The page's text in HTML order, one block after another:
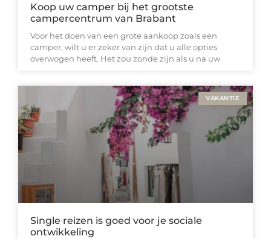
Koop uw camper bij het grootste
campercentrum van Brabant
Voor het doen van een grote aankoop zoals een
camper, wilt u er zeker van zijn dat u alle opties
overwogen heeft. Het zou zonde zijn als u na uw
VAKANTIE
Single reizen is goed voor je sociale
ontwikkeling